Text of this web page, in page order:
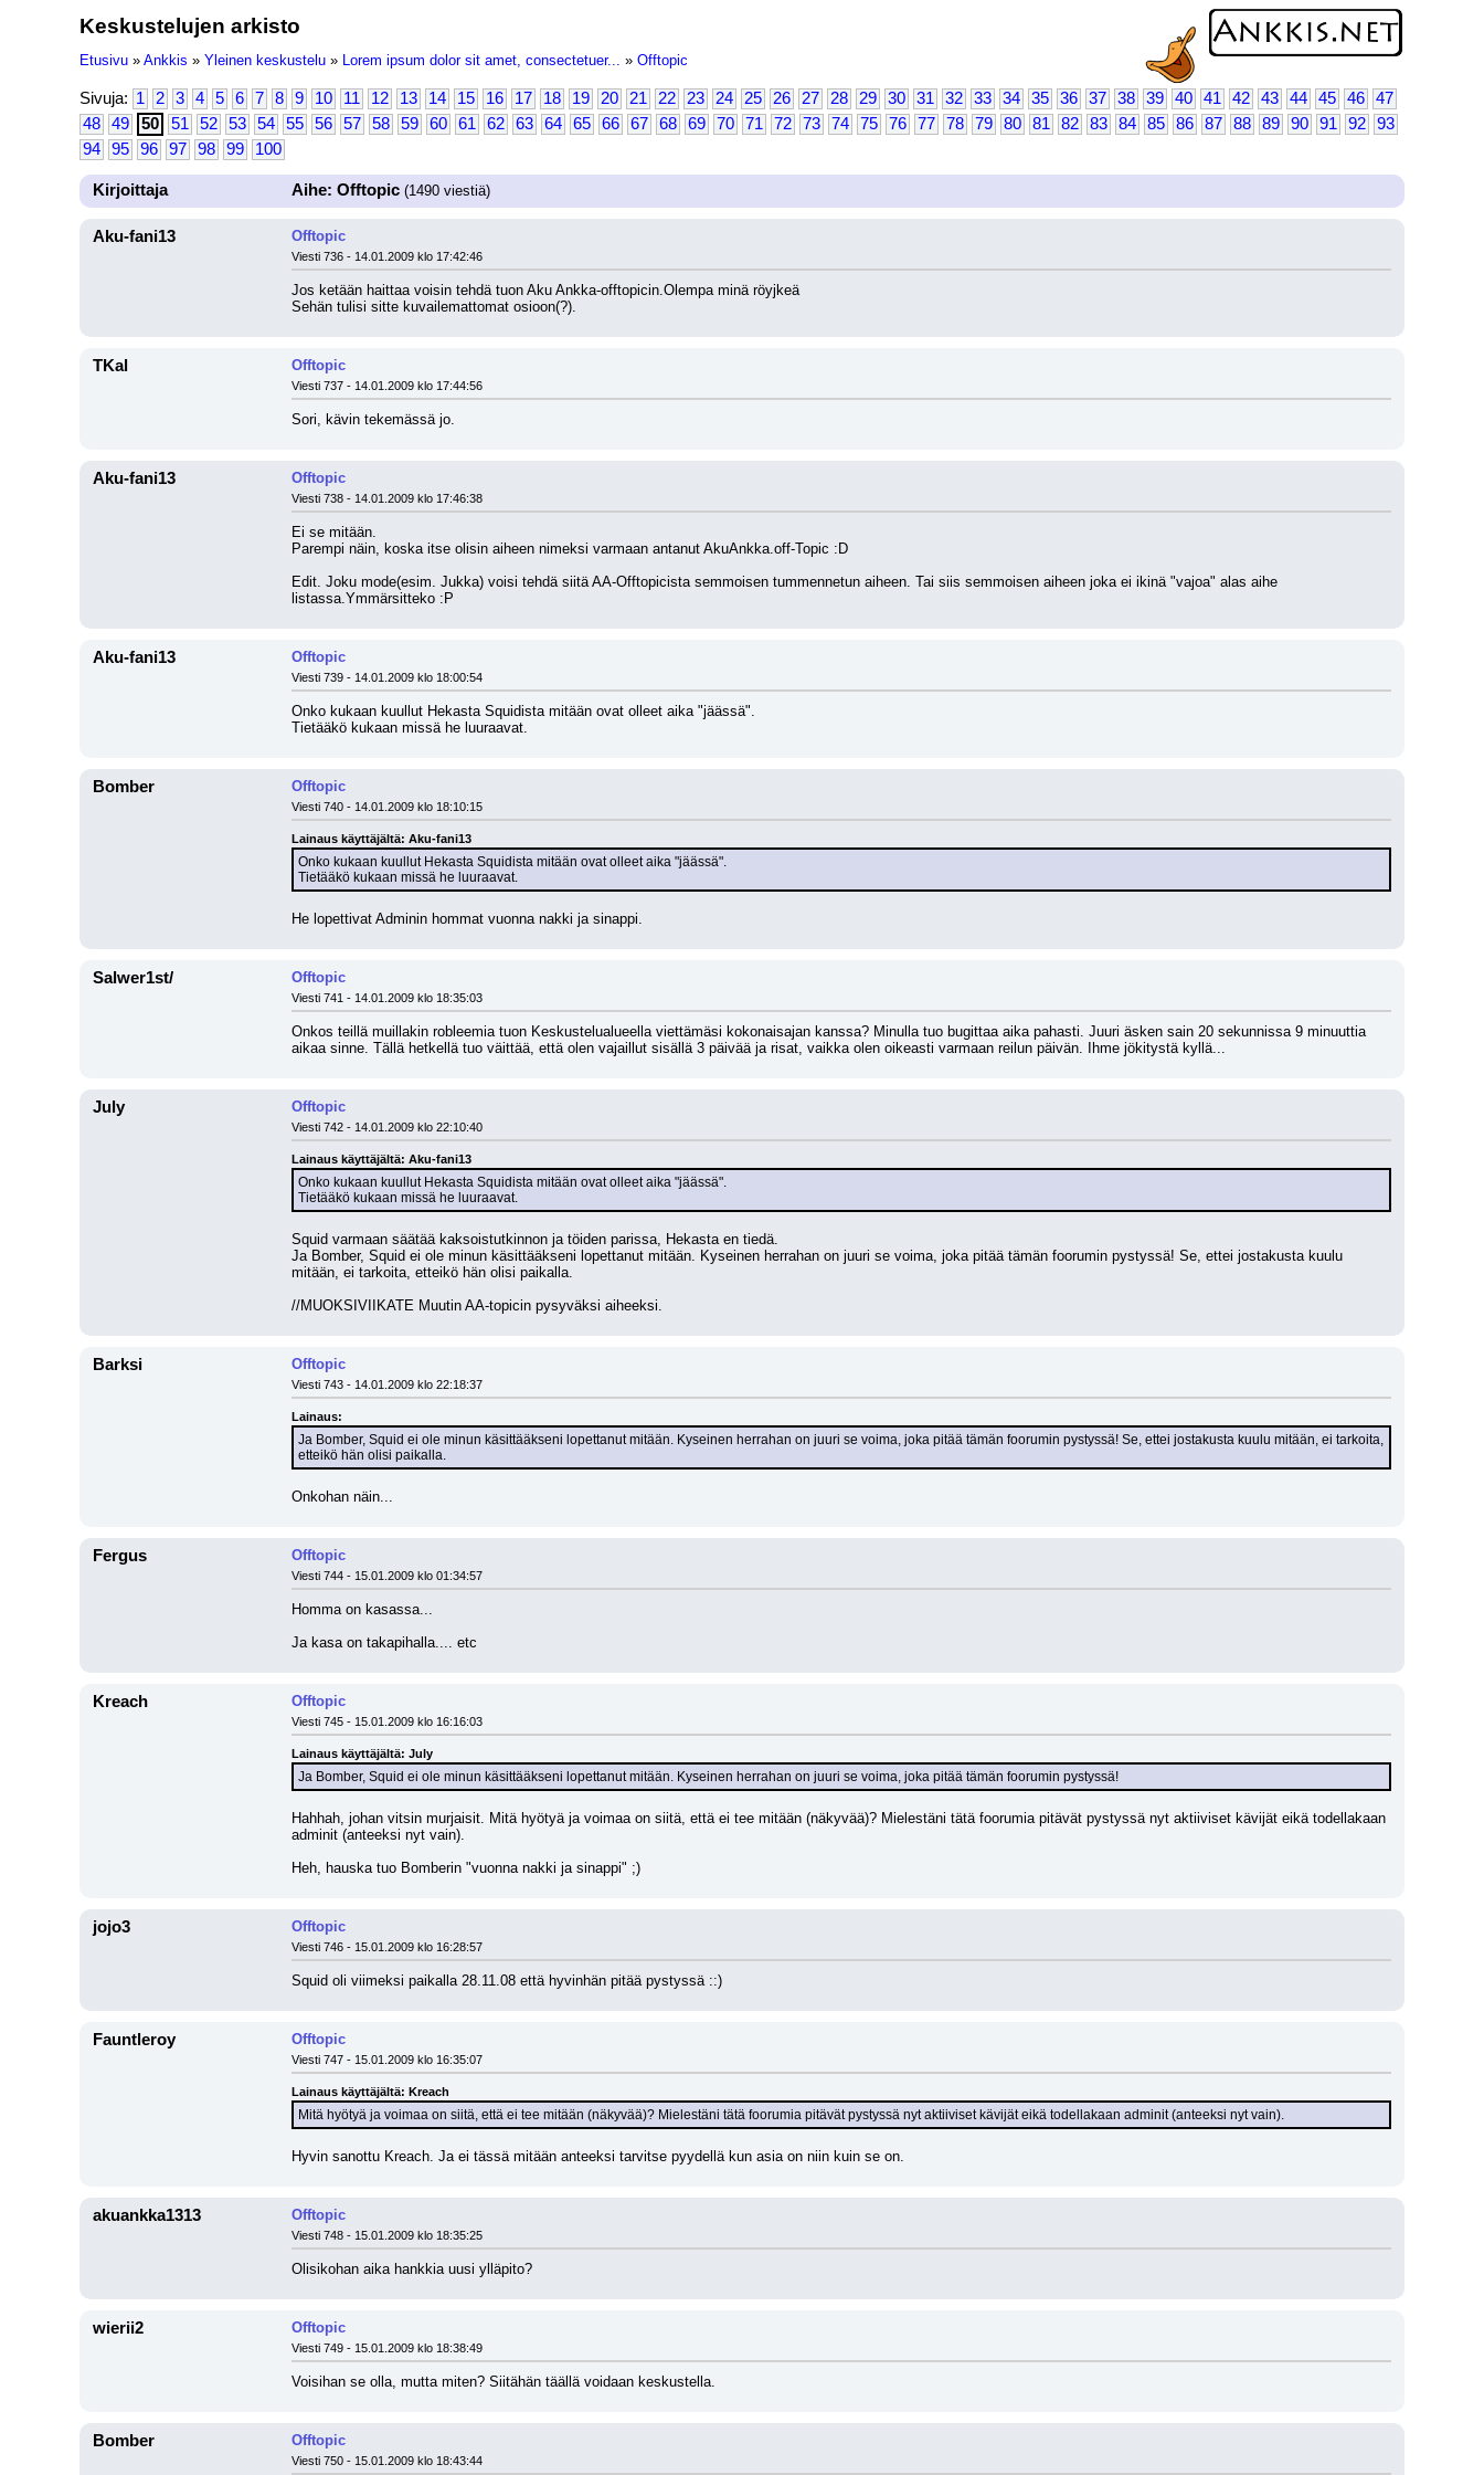
Keskustelujen arkisto
Etusivu » Ankkis » Yleinen keskustelu » Lorem ipsum dolor sit amet, consectetuer... » Offtopic
Sivuja: 1 2 3 4 5 6 7 8 9 10 11 12 13 14 15 16 17 18 19 20 21 22 23 24 25 26 27 28 29 30 31 32 33 34 35 36 37 38 39 40 41 42 43 44 45 46
47
48
49 50 51 52 53 54 55 56 57 58 59 60 61 62 63 64 65 66 67 68 69 70 71 72 73 74 75 76 77 78 79 80 81 82 83 84 85 86 87 88 89 90 91 92
93
94
95 96 97 98 99 100
Kirjoittaja Aihe: Offtopic (1490 viestiä)
Aku-fani13 Offtopic
Viesti 736 - 14.01.2009 klo 17:42:46
Jos ketään haittaa voisin tehdä tuon Aku Ankka-offtopicin.Olempa minä röyjkeä
Sehän tulisi sitte kuvailemattomat osioon(?).
TKal Offtopic
Viesti 737 - 14.01.2009 klo 17:44:56
Sori, kävin tekemässä jo.
Aku-fani13 Offtopic
Viesti 738 - 14.01.2009 klo 17:46:38
Ei se mitään.
Parempi näin, koska itse olisin aiheen nimeksi varmaan antanut AkuAnkka.off-Topic :D
Edit. Joku mode(esim. Jukka) voisi tehdä siitä AA-Offtopicista semmoisen tummennetun aiheen. Tai siis semmoisen aiheen joka ei ikinä "vajoa" alas aihe
listassa.Ymmärsitteko :P
Aku-fani13 Offtopic
Viesti 739 - 14.01.2009 klo 18:00:54
Onko kukaan kuullut Hekasta Squidista mitään ovat olleet aika "jäässä".
Tietääkö kukaan missä he luuraavat.
Bomber Offtopic
Viesti 740 - 14.01.2009 klo 18:10:15
Lainaus käyttäjältä: Aku-fani13
Onko kukaan kuullut Hekasta Squidista mitään ovat olleet aika "jäässä".
Tietääkö kukaan missä he luuraavat.
He lopettivat Adminin hommat vuonna nakki ja sinappi.
Salwer1st/ Offtopic
Viesti 741 - 14.01.2009 klo 18:35:03
Onkos teillä muillakin robleemia tuon Keskustelualueella viettämäsi kokonaisajan kanssa? Minulla tuo bugittaa aika pahasti. Juuri äsken sain 20 sekunnissa 9 minuuttia
aikaa sinne. Tällä hetkellä tuo väittää, että olen vajaillut sisällä 3 päivää ja risat, vaikka olen oikeasti varmaan reilun päivän. Ihme jökitystä kyllä...
July Offtopic
Viesti 742 - 14.01.2009 klo 22:10:40
Lainaus käyttäjältä: Aku-fani13
Onko kukaan kuullut Hekasta Squidista mitään ovat olleet aika "jäässä".
Tietääkö kukaan missä he luuraavat.
Squid varmaan säätää kaksoistutkinnon ja töiden parissa, Hekasta en tiedä.
Ja Bomber, Squid ei ole minun käsittääkseni lopettanut mitään. Kyseinen herrahan on juuri se voima, joka pitää tämän foorumin pystyssä! Se, ettei jostakusta kuulu
mitään, ei tarkoita, etteikö hän olisi paikalla.
//MUOKSIVIIKATE Muutin AA-topicin pysyväksi aiheeksi.
Barksi Offtopic
Viesti 743 - 14.01.2009 klo 22:18:37
Lainaus:
Ja Bomber, Squid ei ole minun käsittääkseni lopettanut mitään. Kyseinen herrahan on juuri se voima, joka pitää tämän foorumin pystyssä! Se, ettei jostakusta kuulu mitään, ei tarkoita,
etteikö hän olisi paikalla.
Onkohan näin...
Fergus Offtopic
Viesti 744 - 15.01.2009 klo 01:34:57
Homma on kasassa...
Ja kasa on takapihalla.... etc
Kreach Offtopic
Viesti 745 - 15.01.2009 klo 16:16:03
Lainaus käyttäjältä: July
Ja Bomber, Squid ei ole minun käsittääkseni lopettanut mitään. Kyseinen herrahan on juuri se voima, joka pitää tämän foorumin pystyssä!
Hahhah, johan vitsin murjaisit. Mitä hyötyä ja voimaa on siitä, että ei tee mitään (näkyvää)? Mielestäni tätä foorumia pitävät pystyssä nyt aktiiviset kävijät eikä todellakaan
adminit (anteeksi nyt vain).
Heh, hauska tuo Bomberin "vuonna nakki ja sinappi" ;)
jojo3 Offtopic
Viesti 746 - 15.01.2009 klo 16:28:57
Squid oli viimeksi paikalla 28.11.08 että hyvinhän pitää pystyssä ::)
Fauntleroy Offtopic
Viesti 747 - 15.01.2009 klo 16:35:07
Lainaus käyttäjältä: Kreach
Mitä hyötyä ja voimaa on siitä, että ei tee mitään (näkyvää)? Mielestäni tätä foorumia pitävät pystyssä nyt aktiiviset kävijät eikä todellakaan adminit (anteeksi nyt vain).
Hyvin sanottu Kreach. Ja ei tässä mitään anteeksi tarvitse pyydellä kun asia on niin kuin se on.
akuankka1313 Offtopic
Viesti 748 - 15.01.2009 klo 18:35:25
Olisikohan aika hankkia uusi ylläpito?
wierii2 Offtopic
Viesti 749 - 15.01.2009 klo 18:38:49
Voisihan se olla, mutta miten? Siitähän täällä voidaan keskustella.
Bomber Offtopic
Viesti 750 - 15.01.2009 klo 18:43:44